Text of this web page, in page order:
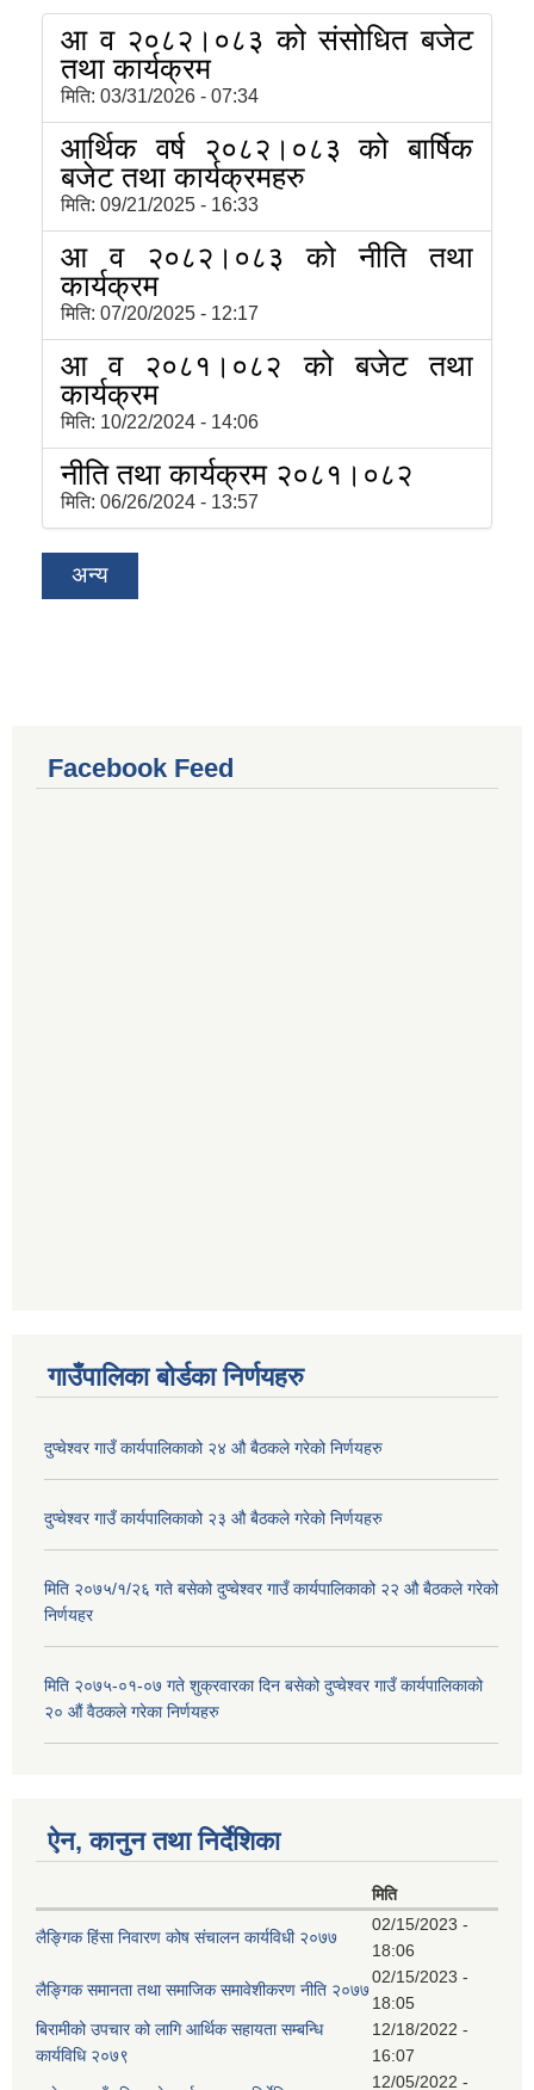
आ व २०८२।०८३ को संसोधित बजेट
तथा कार्यक्रम
मिति: 03/31/2026 - 07:34
आर्थिक वर्ष २०८२।०८३ को बार्षिक
बजेट तथा कार्यक्रमहरु
मिति: 09/21/2025 - 16:33
आ व २०८२।०८३ को नीति तथा
कार्यक्रम
मिति: 07/20/2025 - 12:17
आ व २०८१।०८२ को बजेट तथा
कार्यक्रम
मिति: 10/22/2024 - 14:06
नीति तथा कार्यक्रम २०८१।०८२
मिति: 06/26/2024 - 13:57
अन्य
Facebook Feed
गाउँपालिका बोर्डका निर्णयहरु
दुप्चेश्वर गाउँ कार्यपालिकाको २४ औ बैठकले गरेको निर्णयहरु
दुप्चेश्वर गाउँ कार्यपालिकाको २३ औ बैठकले गरेको निर्णयहरु
मिति २०७५/१/२६ गते बसेको दुप्चेश्वर गाउँ कार्यपालिकाको २२ औ बैठकले गरेको
निर्णयहर
मिति २०७५-०१-०७ गते शुक्रवारका दिन बसेको दुप्चेश्वर गाउँ कार्यपालिकाको
२० औं वैठकले गरेका निर्णयहरु
ऐन, कानुन तथा निर्देशिका
मिति
लैङ्गिक हिंसा निवारण कोष संचालन कार्यविधी २०७७
02/15/2023 -
18:06
लैङ्गिक समानता तथा समाजिक समावेशीकरण नीति २०७७
02/15/2023 -
18:05
बिरामीको उपचार को लागि आर्थिक सहायता सम्बन्धि
कार्यविधि २०७९
12/18/2022 -
16:07
12/05/2022 -